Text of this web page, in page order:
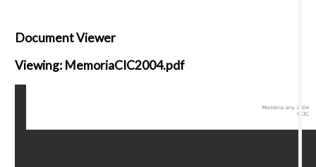
Document Viewer
Viewing: MemoriaCIC2004.pdf